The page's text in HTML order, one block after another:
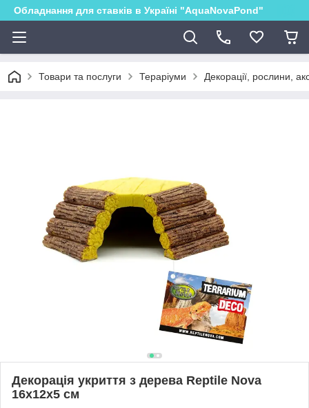
Обладнання для ставків в Україні "AquaNovaPond"
Товари та послуги Тераріуми Декорації, рослини,
Декорація укриття з дерева Reptile Nova
16x12x5 см